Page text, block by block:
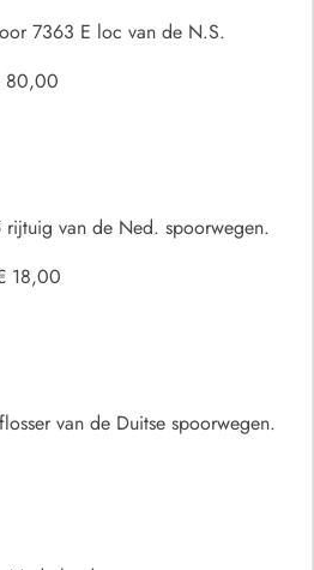
7363 E loc van de N.S.
80,00
van de Ned. spoorwegen.
18,00
van de Duitse spoorwegen.